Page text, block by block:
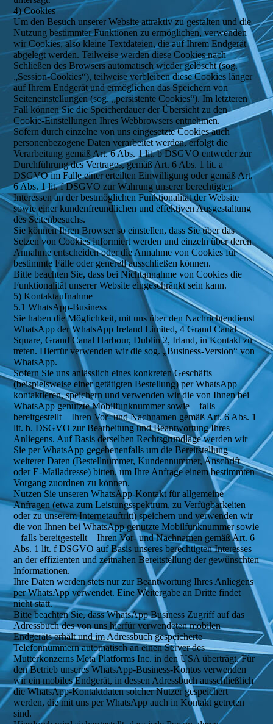
4) Cookies
Um den Besuch unserer Website attraktiv zu gestalten und die
Nutzung bestimmter Funktionen zu ermöglichen, verwenden
wir Cookies, also kleine Textdateien, die auf Ihrem Endgerät
abgelegt werden. Teilweise werden diese Cookies nach
Schließen des Browsers automatisch wieder gelöscht (sog.
„Session-Cookies“), teilweise verbleiben diese Cookies länger
auf Ihrem Endgerät und ermöglichen das Speichern von
Seiteneinstellungen (sog. „persistente Cookies“). Im letzteren
Fall können Sie die Speicherdauer der Übersicht zu den
Cookie-Einstellungen Ihres Webbrowsers entnehmen.
Sofern durch einzelne von uns eingesetzte Cookies auch
personenbezogene Daten verarbeitet werden, erfolgt die
Verarbeitung gemäß Art. 6 Abs. 1 lit. b DSGVO entweder zur
Durchführung des Vertrages, gemäß Art. 6 Abs. 1 lit. a
DSGVO im Falle einer erteilten Einwilligung oder gemäß Art.
6 Abs. 1 lit. f DSGVO zur Wahrung unserer berechtigten
Interessen an der bestmöglichen Funktionalität der Website
sowie einer kundenfreundlichen und effektiven Ausgestaltung
des Seitenbesuchs.
Sie können Ihren Browser so einstellen, dass Sie über das
Setzen von Cookies informiert werden und einzeln über deren
Annahme entscheiden oder die Annahme von Cookies für
bestimmte Fälle oder generell ausschließen können.
Bitte beachten Sie, dass bei Nichtannahme von Cookies die
Funktionalität unserer Website eingeschränkt sein kann.
5) Kontaktaufnahme
5.1 WhatsApp-Business
Sie haben die Möglichkeit, mit uns über den Nachrichtendienst
WhatsApp der WhatsApp Ireland Limited, 4 Grand Canal
Square, Grand Canal Harbour, Dublin 2, Irland, in Kontakt zu
treten. Hierfür verwenden wir die sog. „Business-Version“ von
WhatsApp.
Sofern Sie uns anlässlich eines konkreten Geschäfts
(beispielsweise einer getätigten Bestellung) per WhatsApp
kontaktieren, speichern und verwenden wir die von Ihnen bei
WhatsApp genutzte Mobilfunknummer sowie – falls
bereitgestellt – Ihren Vor- und Nachnamen gemäß Art. 6 Abs. 1
lit. b. DSGVO zur Bearbeitung und Beantwortung Ihres
Anliegens. Auf Basis derselben Rechtsgrundlage werden wir
Sie per WhatsApp gegebenenfalls um die Bereitstellung
weiterer Daten (Bestellnummer, Kundennummer, Anschrift
oder E-Mailadresse) bitten, um Ihre Anfrage einem bestimmten
Vorgang zuordnen zu können.
Nutzen Sie unseren WhatsApp-Kontakt für allgemeine
Anfragen (etwa zum Leistungsspektrum, zu Verfügbarkeiten
oder zu unserem Internetauftritt) speichern und verwenden wir
die von Ihnen bei WhatsApp genutzte Mobilfunknummer sowie
– falls bereitgestellt – Ihren Vor- und Nachnamen gemäß Art. 6
Abs. 1 lit. f DSGVO auf Basis unseres berechtigten Interesses
an der effizienten und zeitnahen Bereitstellung der gewünschten
Informationen.
Ihre Daten werden stets nur zur Beantwortung Ihres Anliegens
per WhatsApp verwendet. Eine Weitergabe an Dritte findet
nicht statt.
Bitte beachten Sie, dass WhatsApp Business Zugriff auf das
Adressbuch des von uns hierfür verwendeten mobilen
Endgeräts erhält und im Adressbuch gespeicherte
Telefonnummern automatisch an einen Server des
Mutterkonzerns Meta Platforms Inc. in den USA überträgt. Für
den Betrieb unseres WhatsApp-Business-Kontos verwenden
wir ein mobiles Endgerät, in dessen Adressbuch ausschließlich
die WhatsApp-Kontaktdaten solcher Nutzer gespeichert
werden, die mit uns per WhatsApp auch in Kontakt getreten
sind.